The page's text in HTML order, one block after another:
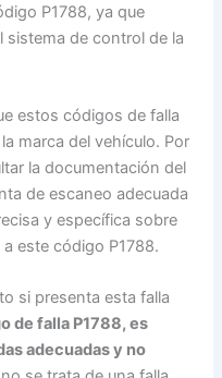
P1788, ya que
de control de la
estos códigos de falla
marca del vehículo. Por
la documentación del
de escaneo adecuada
y específica sobre
este código P1788.
si presenta esta falla
de falla P1788, es
adecuadas y no